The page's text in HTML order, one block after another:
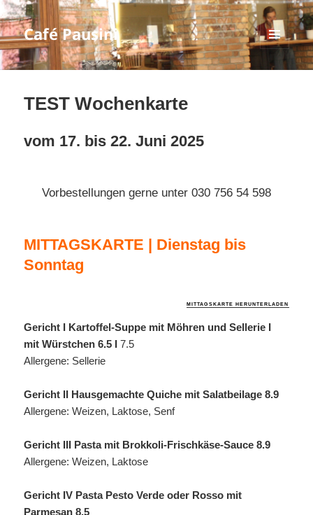
Café Pausini
UND
TEST Wochenkarte
vom 17. bis 22. Juni 2025
Vorbestellungen gerne unter 030 756 54 598
MITTAGSKARTE | Dienstag bis
Sonntag
MITTAGSKARTE HERUNTERLADEN
Gericht I Kartoffel-Suppe mit Möhren und Sellerie I
mit Würstchen 6.5 I7.5
Allergene: Sellerie
Gericht II Hausgemachte Quiche mit Salatbeilage 8.9
Allergene: Weizen, Laktose, Senf
Gericht III Pasta mit Brokkoli-Frischkäse-Sauce 8.9
Allergene: Weizen, Laktose
Gericht IV Pasta Pesto Verde oder Rosso mit
Parmesan 8.5